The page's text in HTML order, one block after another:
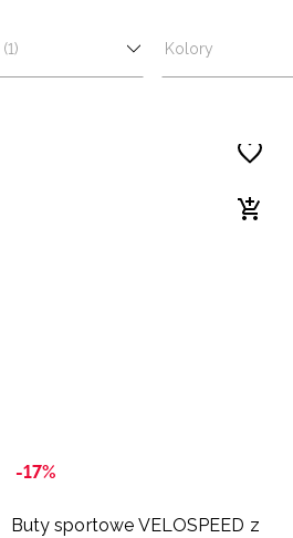
(1) Kolory
-17%
Buty sportowe VELOSPEED z